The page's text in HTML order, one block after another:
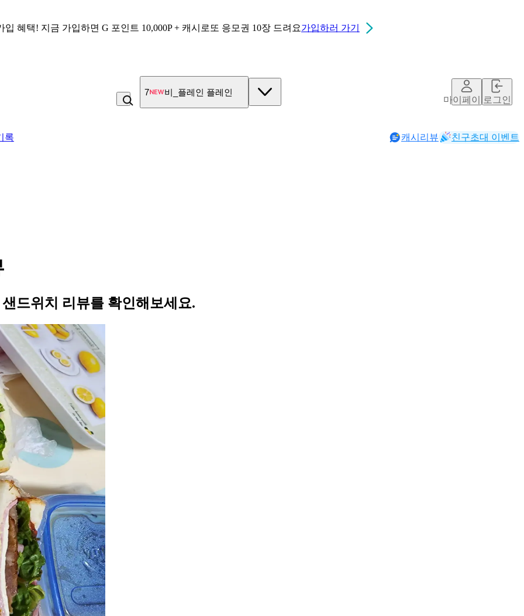
입 혜택! 지금 가입하면 G 포인트 10,000P + 캐시로또 응모권 10장 드려요가입하러 가기
7 비_플레인 플레인
마이페이지로그인
록 캐시리뷰 친구초대 이벤트
드위치 리뷰를 확인해보세요.